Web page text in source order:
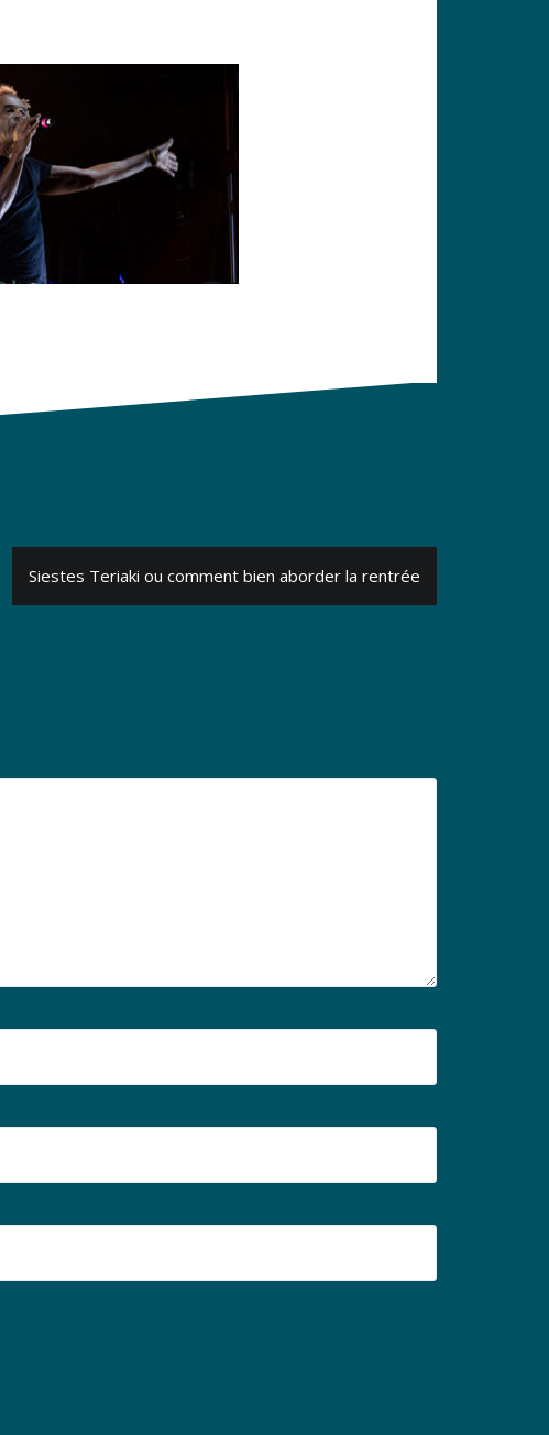
Siestes Teriaki ou comment bien aborder la rentrée